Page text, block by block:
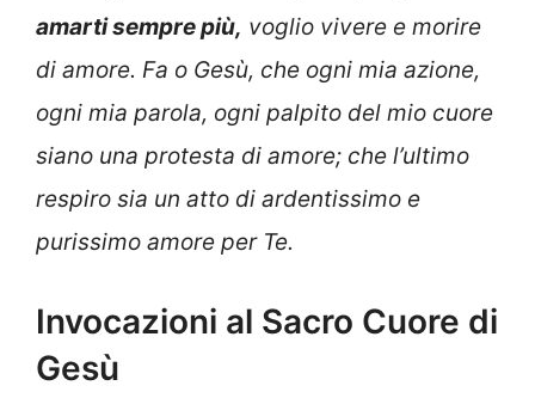
amarti sempre più, voglio vivere e morire
di amore. Fa o Gesù, che ogni mia azione,
ogni mia parola, ogni palpito del mio cuore
siano una protesta di amore; che l’ultimo
respiro sia un atto di ardentissimo e
purissimo amore per Te.
Invocazioni al Sacro Cuore di
Gesù